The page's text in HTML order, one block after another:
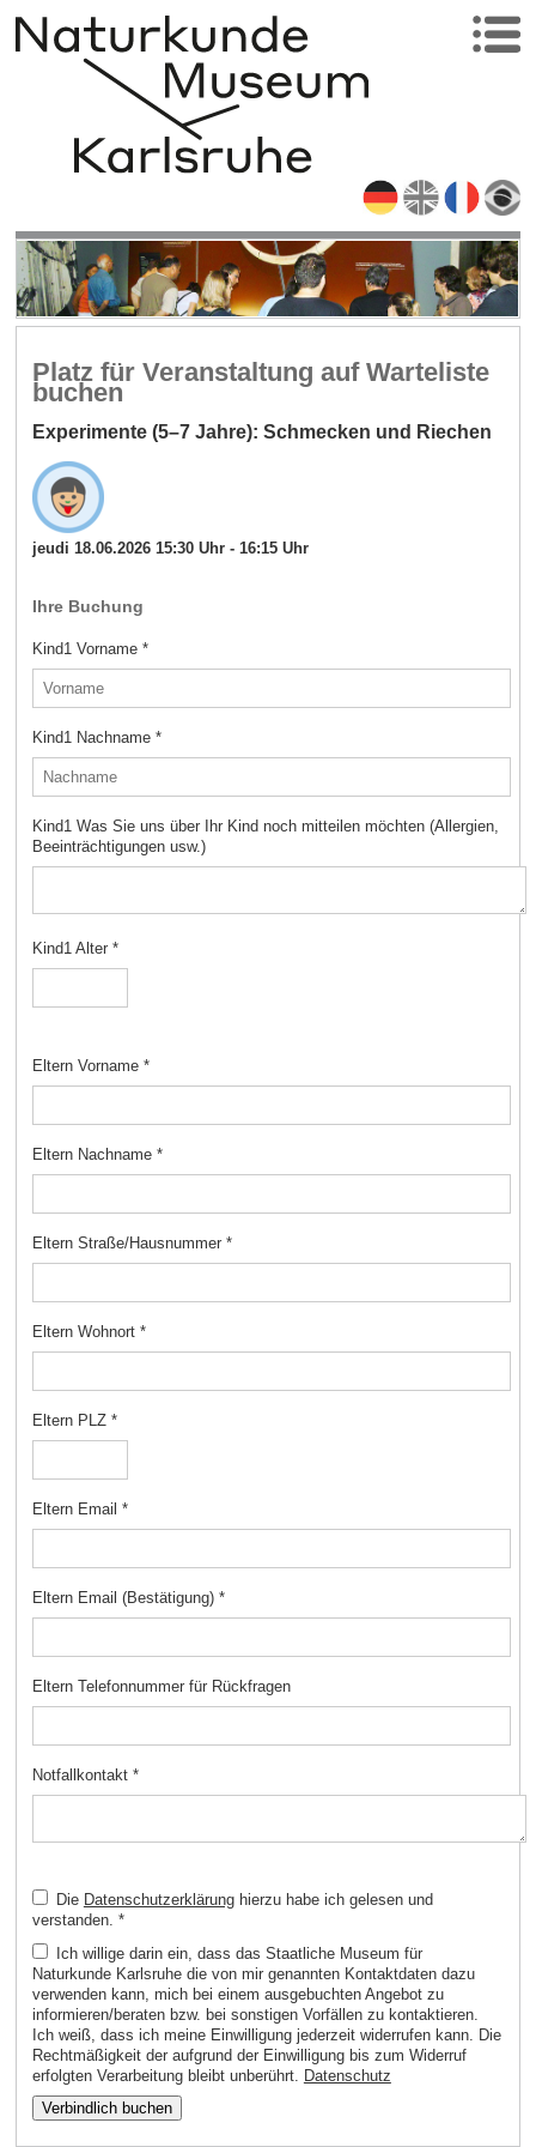
Platz für Veranstaltung auf Warteliste
buchen
Experimente (5–7 Jahre): Schmecken und Riechen
jeudi 18.06.2026 15:30 Uhr - 16:15 Uhr
Ihre Buchung
Kind1 Vorname *
Kind1 Nachname *
Kind1 Was Sie uns über Ihr Kind noch mitteilen möchten (Allergien,
Beeinträchtigungen usw.)
Kind1 Alter *
Eltern Vorname *
Eltern Nachname *
Eltern Straße/Hausnummer *
Eltern Wohnort *
Eltern PLZ *
Eltern Email *
Eltern Email (Bestätigung) *
Eltern Telefonnummer für Rückfragen
Notfallkontakt *
Die Datenschutzerklärunghierzu habe ich gelesen und
verstanden. *
Ich willige darin ein, dass das Staatliche Museum für
Naturkunde Karlsruhe die von mir genannten Kontaktdaten dazu
verwenden kann, mich bei einem ausgebuchten Angebot zu
informieren/beraten bzw. bei sonstigen Vorfällen zu kontaktieren.
Ich weiß, dass ich meine Einwilligung jederzeit widerrufen kann. Die
Rechtmäßigkeit der aufgrund der Einwilligung bis zum Widerruf
erfolgten Verarbeitung bleibt unberührt. Datenschutz
Verbindlich buchen